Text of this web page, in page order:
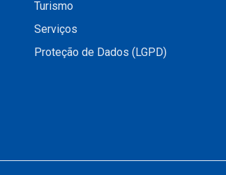
Turismo
Serviços
Proteção de Dados (LGPD)